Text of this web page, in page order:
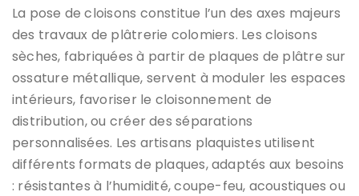
La pose de cloisons constitue l’un des axes majeurs
des travaux de plâtrerie colomiers. Les cloisons
sèches, fabriquées à partir de plaques de plâtre sur
ossature métallique, servent à moduler les espaces
intérieurs, favoriser le cloisonnement de
distribution, ou créer des séparations
personnalisées. Les artisans plaquistes utilisent
différents formats de plaques, adaptés aux besoins
: résistantes à l’humidité, coupe-feu, acoustiques ou